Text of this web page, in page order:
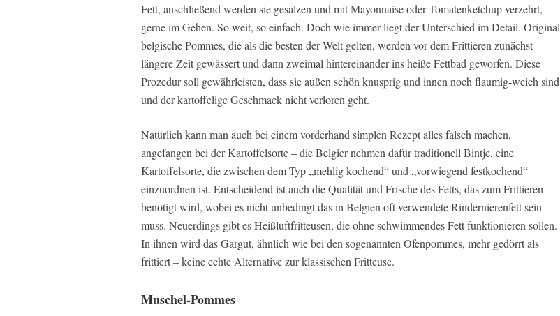
Fett, anschließend werden sie gesalzen und mit Mayonnaise oder Tomatenketchup verzehrt,
gerne im Gehen. So weit, so einfach. Doch wie immer liegt der Unterschied im Detail. Original
belgische Pommes, die als die besten der Welt gelten, werden vor dem Frittieren zunächst
längere Zeit gewässert und dann zweimal hintereinander ins heiße Fettbad geworfen. Diese
Prozedur soll gewährleisten, dass sie außen schön knusprig und innen noch flaumig-weich sind
und der kartoffelige Geschmack nicht verloren geht.
Natürlich kann man auch bei einem vorderhand simplen Rezept alles falsch machen,
angefangen bei der Kartoffelsorte – die Belgier nehmen dafür traditionell Bintje, eine
Kartoffelsorte, die zwischen dem Typ „mehlig kochend“ und „vorwiegend festkochend“
einzuordnen ist. Entscheidend ist auch die Qualität und Frische des Fetts, das zum Frittieren
benötigt wird, wobei es nicht unbedingt das in Belgien oft verwendete Rindernierenfett sein
muss. Neuerdings gibt es Heißluftfritteusen, die ohne schwimmendes Fett funktionieren sollen.
In ihnen wird das Gargut, ähnlich wie bei den sogenannten Ofenpommes, mehr gedörrt als
frittiert – keine echte Alternative zur klassischen Fritteuse.
Muschel-Pommes